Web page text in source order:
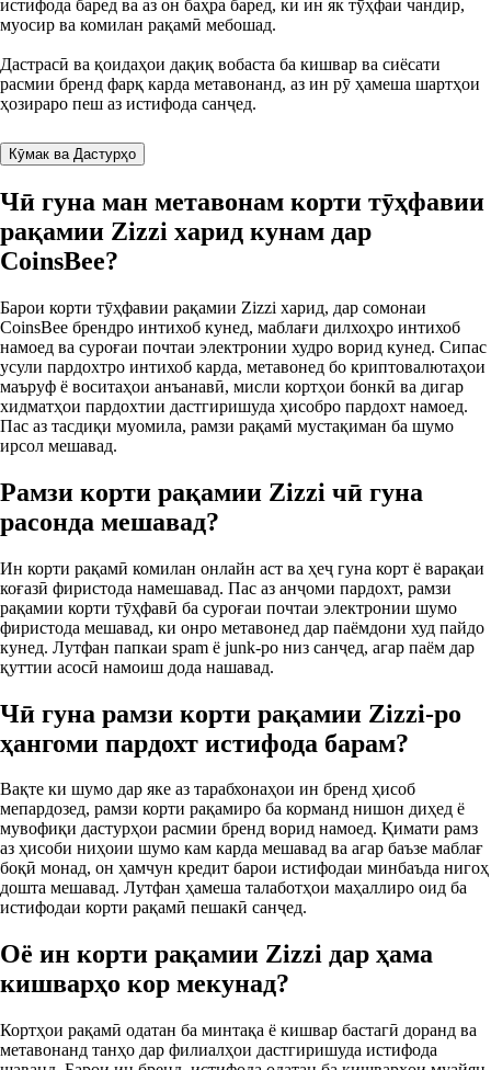
истифода баред ва аз он баҳра баред, ки ин як тӯҳфаи чандир,
муосир ва комилан рақамӣ мебошад.
Дастрасӣ ва қоидаҳои дақиқ вобаста ба кишвар ва сиёсати
расмии бренд фарқ карда метавонанд, аз ин рӯ ҳамеша шартҳои
ҳозираро пеш аз истифода санҷед.
Кӯмак ва Дастурҳо
Чӣ гуна ман метавонам корти тӯҳфавии
рақамии Zizzi харид кунам дар
CoinsBee?
Барои корти тӯҳфавии рақамии Zizzi харид, дар сомонаи
CoinsBee брендро интихоб кунед, маблағи дилхоҳро интихоб
намоед ва суроғаи почтаи электронии худро ворид кунед. Сипас
усули пардохтро интихоб карда, метавонед бо криптовалютаҳои
маъруф ё воситаҳои анъанавӣ, мисли кортҳои бонкӣ ва дигар
хидматҳои пардохтии дастгиришуда ҳисобро пардохт намоед.
Пас аз тасдиқи муомила, рамзи рақамӣ мустақиман ба шумо
ирсол мешавад.
Рамзи корти рақамии Zizzi чӣ гуна
расонда мешавад?
Ин корти рақамӣ комилан онлайн аст ва ҳеҷ гуна корт ё варақаи
коғазӣ фиристода намешавад. Пас аз анҷоми пардохт, рамзи
рақамии корти тӯҳфавӣ ба суроғаи почтаи электронии шумо
фиристода мешавад, ки онро метавонед дар паёмдони худ пайдо
кунед. Лутфан папкаи spam ё junk‑ро низ санҷед, агар паём дар
қуттии асосӣ намоиш дода нашавад.
Чӣ гуна рамзи корти рақамии Zizzi‑ро
ҳангоми пардохт истифода барам?
Вақте ки шумо дар яке аз тарабхонаҳои ин бренд ҳисоб
мепардозед, рамзи корти рақамиро ба корманд нишон диҳед ё
мувофиқи дастурҳои расмии бренд ворид намоед. Қимати рамз
аз ҳисоби ниҳоии шумо кам карда мешавад ва агар баъзе маблағ
боқӣ монад, он ҳамчун кредит барои истифодаи минбаъда нигоҳ
дошта мешавад. Лутфан ҳамеша талаботҳои маҳаллиро оид ба
истифодаи корти рақамӣ пешакӣ санҷед.
Оё ин корти рақамии Zizzi дар ҳама
кишварҳо кор мекунад?
Кортҳои рақамӣ одатан ба минтақа ё кишвар бастагӣ доранд ва
метавонанд танҳо дар филиалҳои дастгиришуда истифода